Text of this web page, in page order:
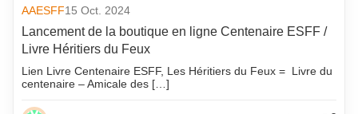
AAESFF15 Oct. 2024
Lancement de la boutique en ligne Centenaire ESFF /
Livre Héritiers du Feux
Lien Livre Centenaire ESFF, Les Héritiers du Feux = Livre du
centenaire – Amicale des […]